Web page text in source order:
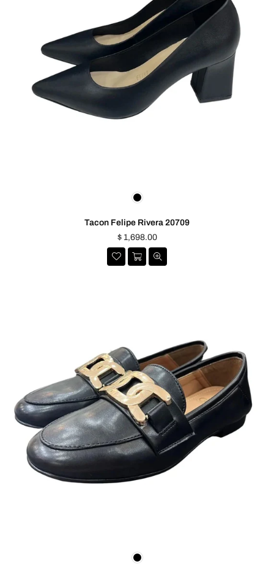
Tacon Felipe Rivera 20709
Precio
habitual
$ 1,698.00